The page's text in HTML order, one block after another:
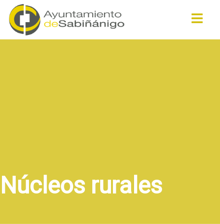
Núcleos rurales